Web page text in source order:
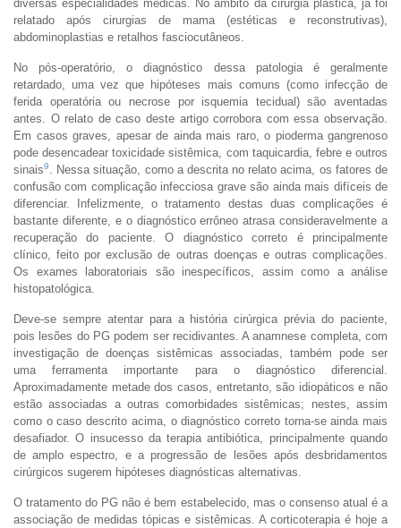
diversas especialidades médicas. No âmbito da cirurgia plástica, já foi
relatado após cirurgias de mama (estéticas e reconstrutivas),
abdominoplastias e retalhos fasciocutâneos.
No pós-operatório, o diagnóstico dessa patologia é geralmente
retardado, uma vez que hipóteses mais comuns (como infecção de
ferida operatória ou necrose por isquemia tecidual) são aventadas
antes. O relato de caso deste artigo corrobora com essa observação.
Em casos graves, apesar de ainda mais raro, o pioderma gangrenoso
pode desencadear toxicidade sistêmica, com taquicardia, febre e outros
sinais9
. Nessa situação, como a descrita no relato acima, os fatores de
confusão com complicação infecciosa grave são ainda mais difíceis de
diferenciar. Infelizmente, o tratamento destas duas complicações é
bastante diferente, e o diagnóstico errôneo atrasa consideravelmente a
recuperação do paciente. O diagnóstico correto é principalmente
clínico, feito por exclusão de outras doenças e outras complicações.
Os exames laboratoriais são inespecíficos, assim como a análise
histopatológica.
Deve-se sempre atentar para a história cirúrgica prévia do paciente,
pois lesões do PG podem ser recidivantes. A anamnese completa, com
investigação de doenças sistêmicas associadas, também pode ser
uma ferramenta importante para o diagnóstico diferencial.
Aproximadamente metade dos casos, entretanto, são idiopáticos e não
estão associadas a outras comorbidades sistêmicas; nestes, assim
como o caso descrito acima, o diagnóstico correto torna-se ainda mais
desafiador. O insucesso da terapia antibiótica, principalmente quando
de amplo espectro, e a progressão de lesões após desbridamentos
cirúrgicos sugerem hipóteses diagnósticas alternativas.
O tratamento do PG não é bem estabelecido, mas o consenso atual é a
associação de medidas tópicas e sistêmicas. A corticoterapia é hoje a